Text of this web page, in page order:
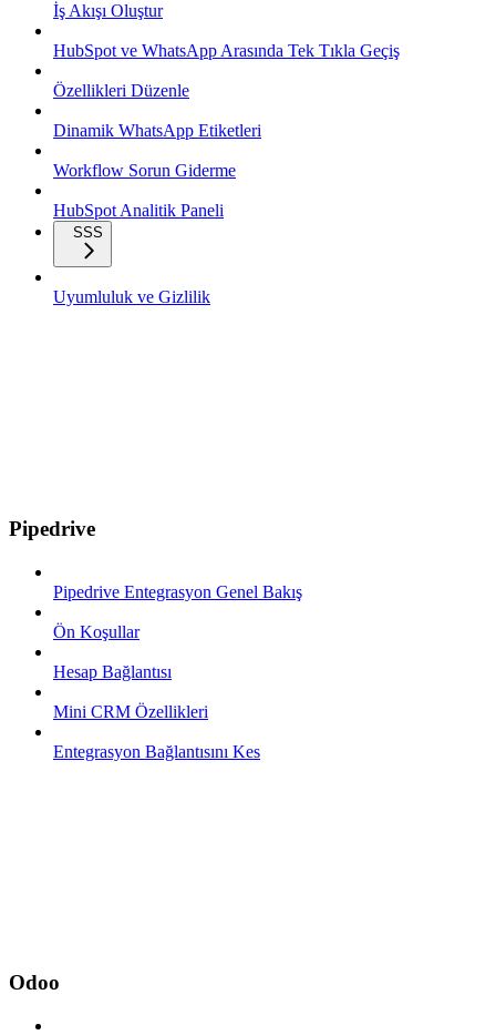
İş Akışı Oluştur
HubSpot ve WhatsApp Arasında Tek Tıkla Geçiş
Özellikleri Düzenle
Dinamik WhatsApp Etiketleri
Workflow Sorun Giderme
HubSpot Analitik Paneli
SSS
Uyumluluk ve Gizlilik
Pipedrive
Pipedrive Entegrasyon Genel Bakış
Ön Koşullar
Hesap Bağlantısı
Mini CRM Özellikleri
Entegrasyon Bağlantısını Kes
Odoo